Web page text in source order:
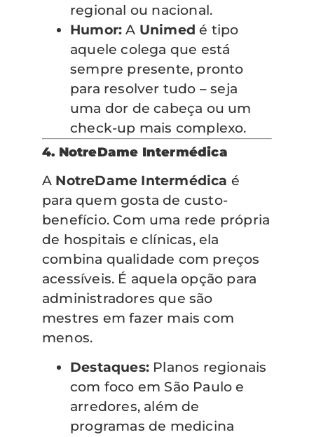
regional ou nacional.
Humor: A Unimed é tipo
aquele colega que está
sempre presente, pronto
para resolver tudo – seja
uma dor de cabeça ou um
check-up mais complexo.
4. NotreDame Intermédica
A NotreDame Intermédica é
para quem gosta de custo-
benefício. Com uma rede própria
de hospitais e clínicas, ela
combina qualidade com preços
acessíveis. É aquela opção para
administradores que são
mestres em fazer mais com
menos.
Destaques: Planos regionais
com foco em São Paulo e
arredores, além de
programas de medicina